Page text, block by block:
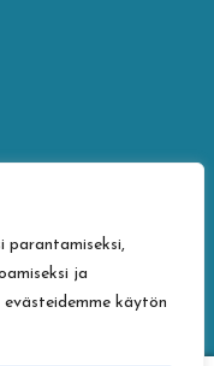
parantamiseksi,
ja
käytön